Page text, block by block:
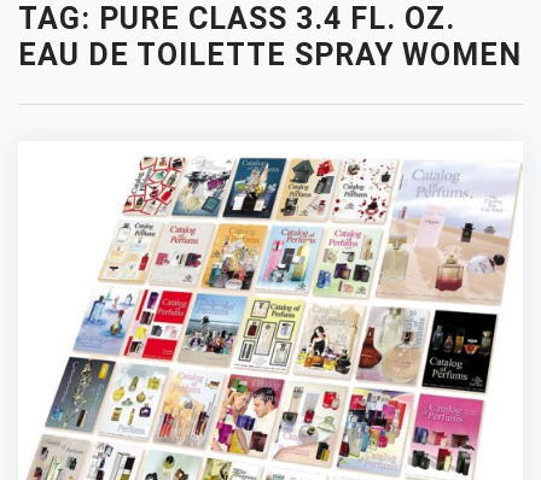
TAG: PURE CLASS 3.4 FL. OZ.
EAU DE TOILETTE SPRAY WOMEN